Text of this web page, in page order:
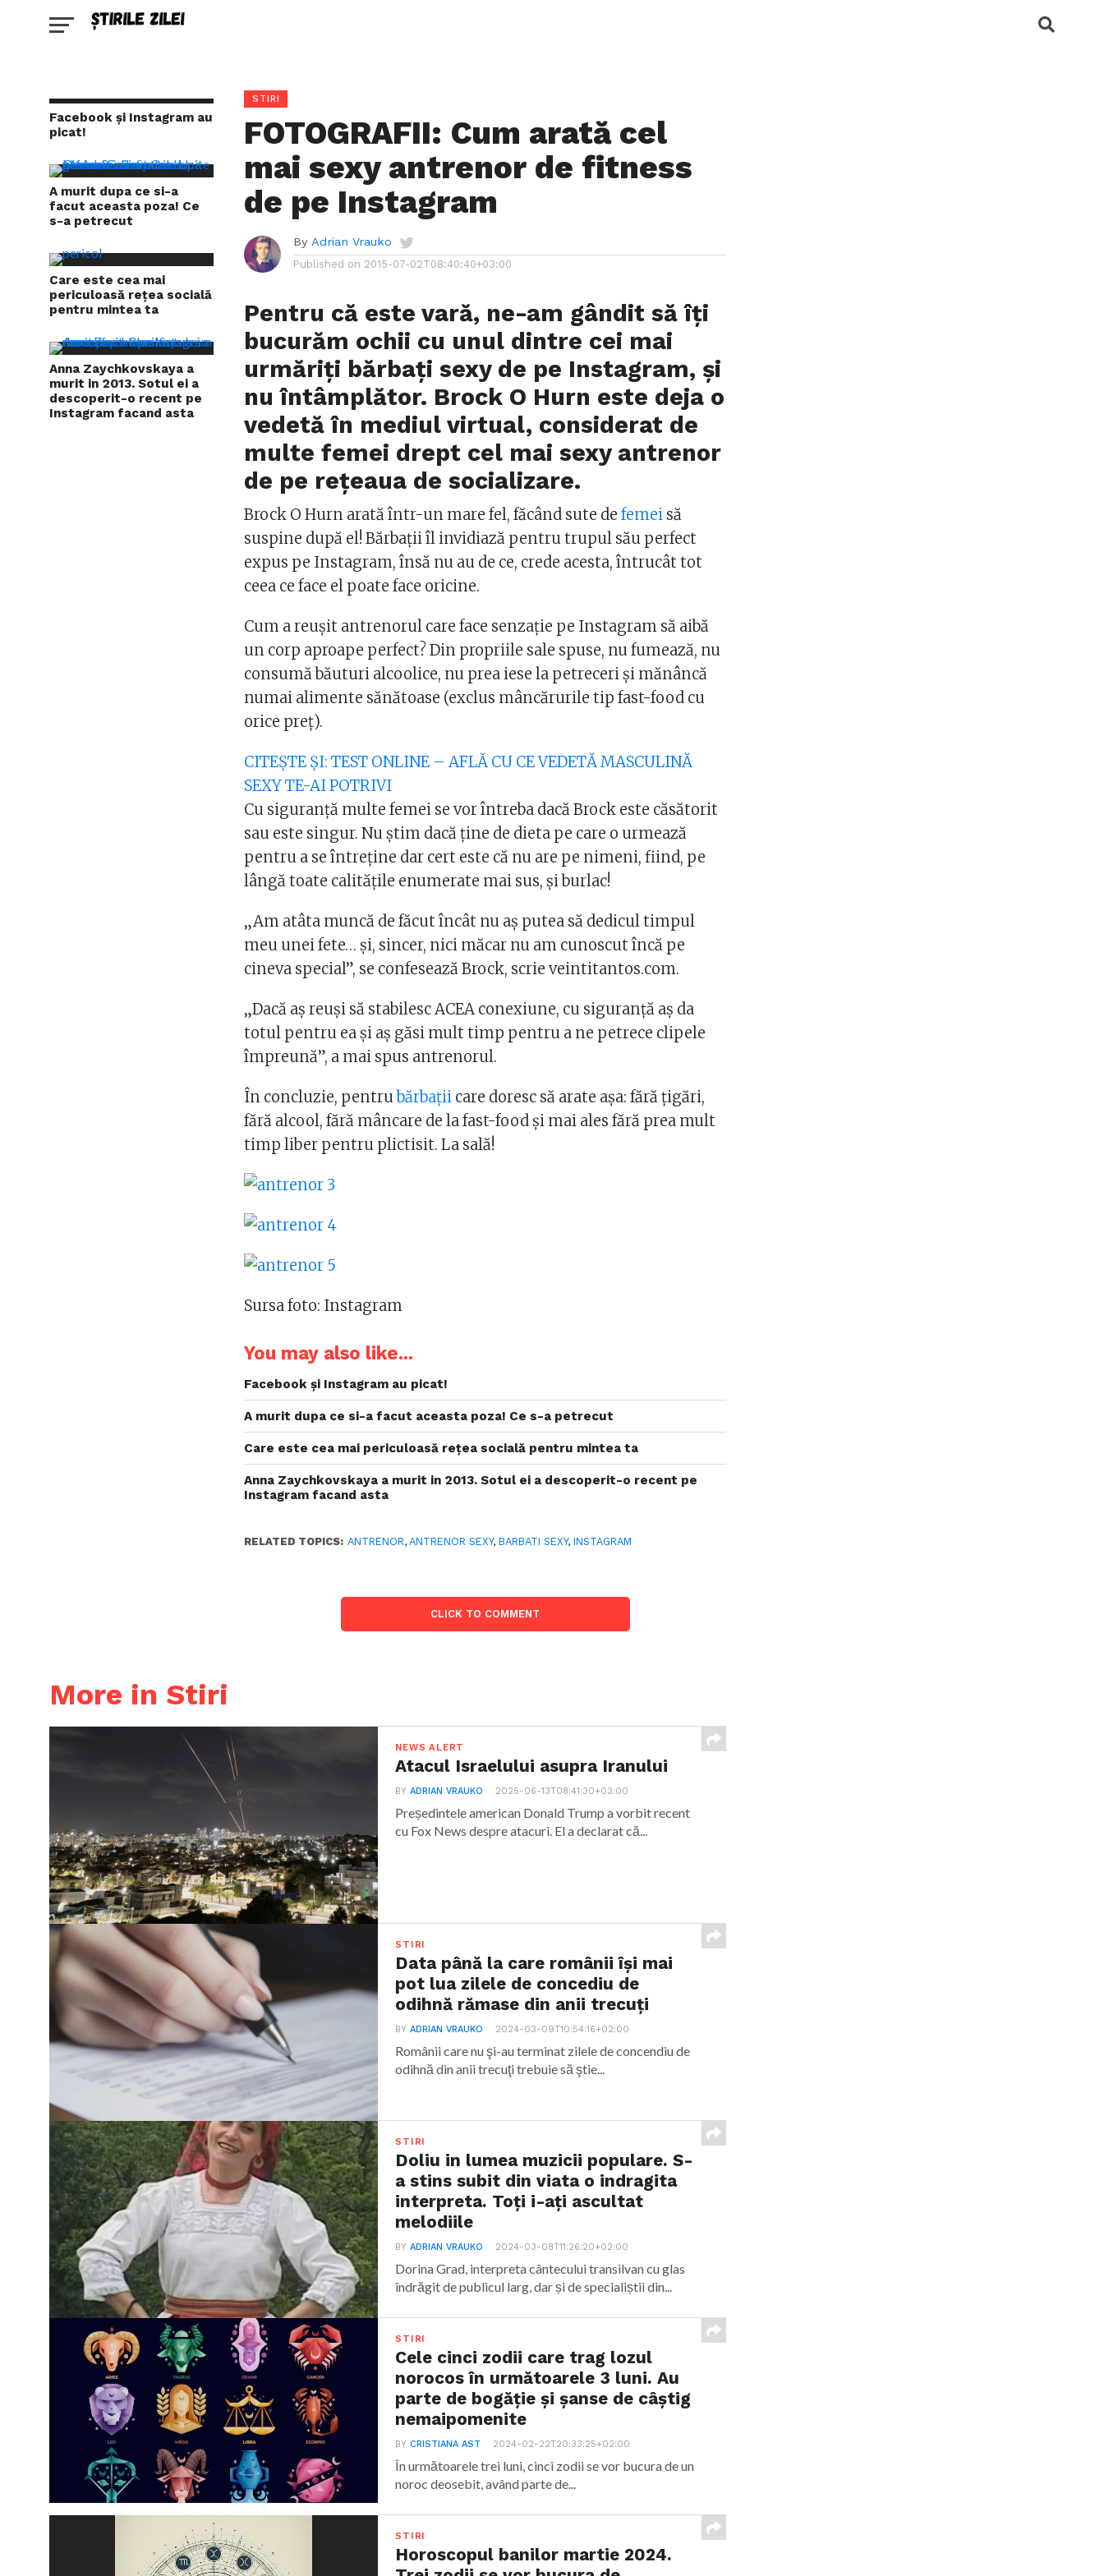
Facebook și Instagram au
picat!
A murit dupa ce si-a
facut aceasta poza! Ce
s-a petrecut
Care este cea mai
periculoasă rețea socială
pentru mintea ta
Anna Zaychkovskaya a
murit in 2013. Sotul ei a
descoperit-o recent pe
Instagram facand asta
STIRI
FOTOGRAFII: Cum arată cel
mai sexy antrenor de fitness
de pe Instagram
By Adrian Vrauko
Published on 2015-07-02T08:40:40+03:00
Pentru că este vară, ne-am gândit să îți
bucurăm ochii cu unul dintre cei mai
urmăriți bărbați sexy de pe Instagram, și
nu întâmplător. Brock O Hurn este deja o
vedetă în mediul virtual, considerat de
multe femei drept cel mai sexy antrenor
de pe rețeaua de socializare.
Brock O Hurn arată într-un mare fel, făcând sute defemei să
suspine după el! Bărbații îl invidiază pentru trupul său perfect
expus pe Instagram, însă nu au de ce, crede acesta, întrucât tot
ceea ce face el poate face oricine.
Cum a reușit antrenorul care face senzație pe Instagram să aibă
un corp aproape perfect? Din propriile sale spuse, nu fumează, nu
consumă băuturi alcoolice, nu prea iese la petreceri și mănâncă
numai alimente sănătoase (exclus mâncărurile tip fast-food cu
orice preț).
CITEȘTE ȘI: TEST ONLINE – AFLĂ CU CE VEDETĂ MASCULINĂ
SEXY TE-AI POTRIVI
Cu siguranță multe femei se vor întreba dacă Brock este căsătorit
sau este singur. Nu știm dacă ține de dieta pe care o urmează
pentru a se întreține dar cert este că nu are pe nimeni, fiind, pe
lângă toate calitățile enumerate mai sus, și burlac!
„Am atâta muncă de făcut încât nu aș putea să dedicul timpul
meu unei fete… și, sincer, nici măcar nu am cunoscut încă pe
cineva special”, se confesează Brock, scrie veintitantos.com.
„Dacă aș reuși să stabilesc ACEA conexiune, cu siguranță aș da
totul pentru ea și aș găsi mult timp pentru a ne petrece clipele
împreună”, a mai spus antrenorul.
În concluzie, pentrubărbații care doresc să arate așa: fără țigări,
fără alcool, fără mâncare de la fast-food și mai ales fără prea mult
timp liber pentru plictisit. La sală!
Sursa foto: Instagram
You may also like...
Facebook și Instagram au picat!
A murit dupa ce si-a facut aceasta poza! Ce s-a petrecut
Care este cea mai periculoasă rețea socială pentru mintea ta
Anna Zaychkovskaya a murit in 2013. Sotul ei a descoperit-o recent pe
Instagram facand asta
RELATED TOPICS: ANTRENOR,ANTRENOR SEXY,BARBATI SEXY,INSTAGRAM
CLICK TO COMMENT
More in Stiri
NEWS ALERT
Atacul Israelului asupra Iranului
BYADRIAN VRAUKO 2025-06-13T08:41:30+03:00
Președintele american Donald Trump a vorbit recent
cu Fox News despre atacuri. El a declarat că...
STIRI
Data până la care românii îşi mai
pot lua zilele de concediu de
odihnă rămase din anii trecuţi
BYADRIAN VRAUKO 2024-03-09T10:54:16+02:00
Românii care nu şi-au terminat zilele de concendiu de
odihnă din anii trecuţi trebuie să ştie...
STIRI
Doliu in lumea muzicii populare. S-
a stins subit din viata o indragita
interpreta. Toți i-ați ascultat
melodiile
BYADRIAN VRAUKO 2024-03-08T11:26:20+02:00
Dorina Grad, interpreta cântecului transilvan cu glas
îndrăgit de publicul larg, dar și de specialiștii din...
STIRI
Cele cinci zodii care trag lozul
norocos în următoarele 3 luni. Au
parte de bogăție și șanse de câștig
nemaipomenite
BYCRISTIANA AST 2024-02-22T20:33:25+02:00
În următoarele trei luni, cinci zodii se vor bucura de un
noroc deosebit, având parte de...
STIRI
Horoscopul banilor martie 2024.